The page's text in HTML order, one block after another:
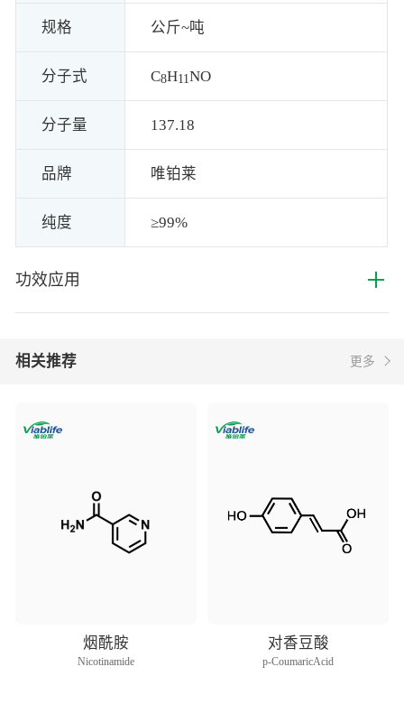
规格 公斤~吨
分子式 C8H11NO
分子量 137.18
品牌 唯铂莱
纯度 ≥99%
功效应用 +
相关推荐 更多
烟酰胺
Nicotinamide
对香豆酸
p-CoumaricAcid